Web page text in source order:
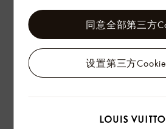
设置第三方
同意全部第三方